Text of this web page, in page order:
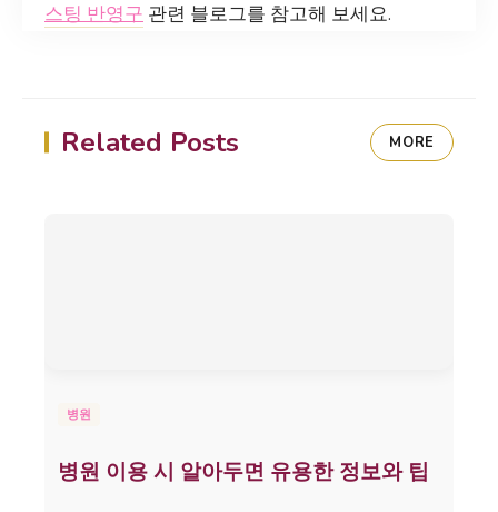
스팅 반영구 관련 블로그를 참고해 보세요.
Related Posts MORE
병원
병원 이용 시 알아두면 유용한 정보와 팁